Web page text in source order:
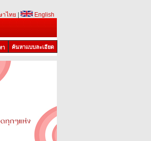
าไทย
English
ค้นหาแบบละเอียด